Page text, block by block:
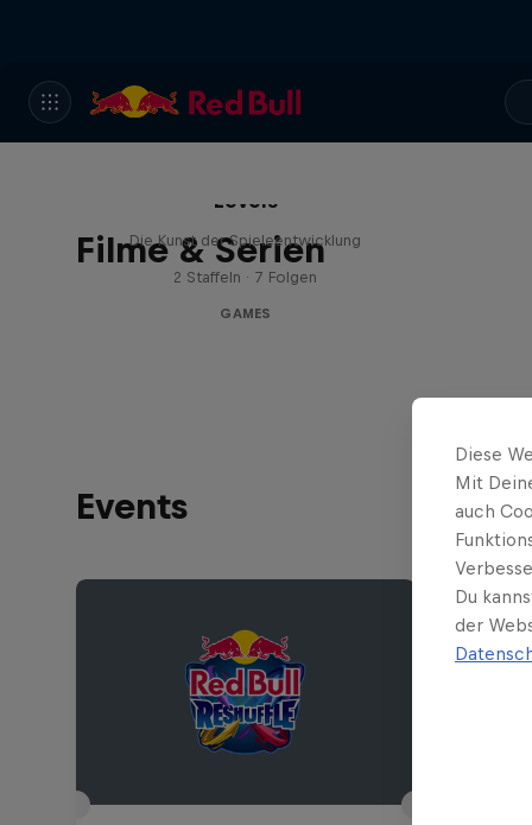
Filme & Serien
Levels
Die Kunst der Spieleentwicklung
2 Staffeln · 7 Folgen
GAMES
Events
Diese
Mit
auch
Du
der